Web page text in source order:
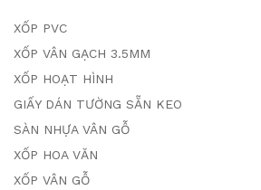
XỐP PVC
XỐP VÂN GẠCH 3.5MM
XỐP HOẠT HÌNH
GIẤY DÁN TƯỜNG SẴN KEO
SÀN NHỰA VÂN GỖ
XỐP HOA VĂN
XỐP VÂN GỖ